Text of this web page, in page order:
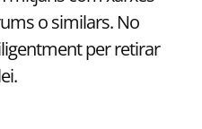
o similars. No
per retirar